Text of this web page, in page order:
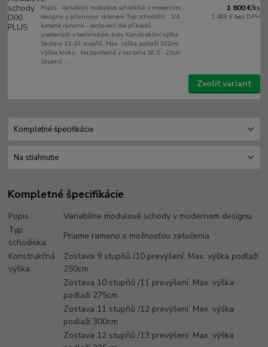
Popis Variabilní modulové schodiště v moderním
designu s příznivým sklonem Typ schodiště 1/4
lomené rameno - sestavení dle příkladů
uvedených v technickém listu Konstrukční výška
Sestavy 11-13 stupňů. Max. výška podlaží 322cm
Výška kroku Nastavitelná v rozsahu 18,5 - 23cm
Stupně ...
1 800 €/ks
1 488 € bez DPH
Zvoliť variant
Kompletné špecifikácie
Na stiahnutie
Kompletné špecifikácie
Popis
Variabilne modulové schody v modernom designu
Typ
schodiska
Priame rameno s možnosťou zatočenia
Konstrukčná
výška
Zostava 9 stupňů /10 prevýšení. Max. výška podlaží
250cm
Zostava 10 stupňů /11 prevýšení. Max. výška
podlaží 275cm
Zostava 11 stupňů /12 prevýšení. Max. výška
podlaží 300cm
Zostava 12 stupňů /13 prevýšení. Max. výška